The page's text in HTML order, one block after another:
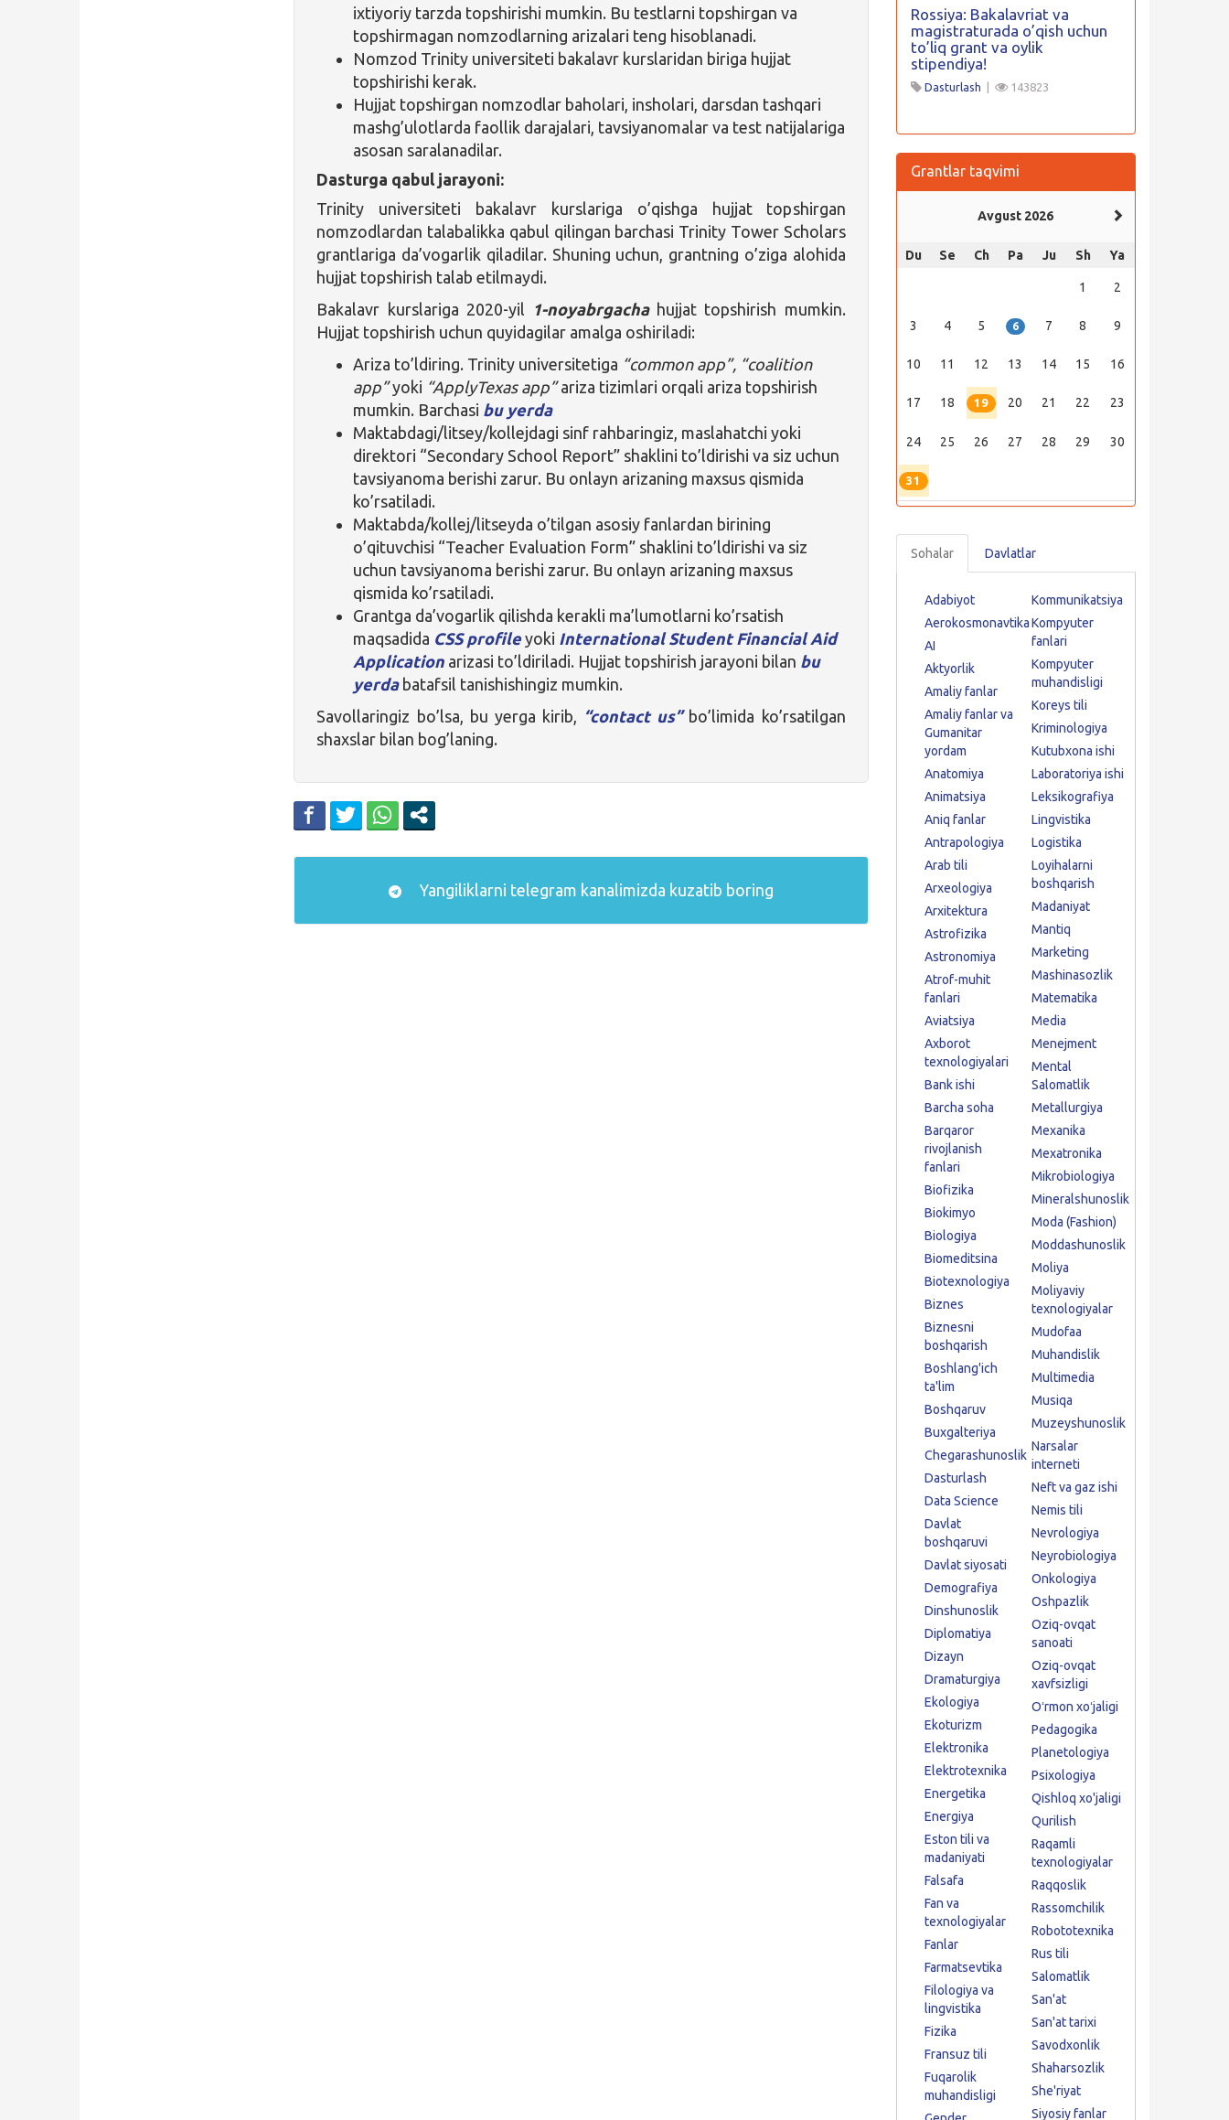
ixtiyoriy tarzda topshirishi mumkin. Bu testlarni topshirgan va
topshirmagan nomzodlarning arizalari teng hisoblanadi.
Nomzod Trinity universiteti bakalavr kurslaridan biriga hujjat
topshirishi kerak.
Hujjat topshirgan nomzodlar baholari, insholari, darsdan tashqari
mashg’ulotlarda faollik darajalari, tavsiyanomalar va test natijalariga
asosan saralanadilar.
Dasturga qabul jarayoni:
Trinity universiteti bakalavr kurslariga o’qishga hujjat topshirgan
nomzodlardan talabalikka qabul qilingan barchasi Trinity Tower Scholars
grantlariga da’vogarlik qiladilar. Shuning uchun, grantning o’ziga alohida
hujjat topshirish talab etilmaydi.
Bakalavr kurslariga 2020-yil
1-noyabrgachahujjat topshirish mumkin.
Hujjat topshirish uchun quyidagilar amalga oshiriladi:
Ariza to’ldiring. Trinity universitetiga “common app”, “coalition
app”yoki “ApplyTexas app”ariza tizimlari orqali ariza topshirish
mumkin. Barchasi bu yerda
Maktabdagi/litsey/kollejdagi sinf rahbaringiz, maslahatchi yoki
direktori “Secondary School Report” shaklini to’ldirishi va siz uchun
tavsiyanoma berishi zarur. Bu onlayn arizaning maxsus qismida
ko’rsatiladi.
Maktabda/kollej/litseyda o’tilgan asosiy fanlardan birining
o’qituvchisi “Teacher Evaluation Form” shaklini to’ldirishi va siz
uchun tavsiyanoma berishi zarur. Bu onlayn arizaning maxsus
qismida ko’rsatiladi.
Grantga da’vogarlik qilishda kerakli ma’lumotlarni ko’rsatish
maqsadida CSS profileyoki International Student Financial Aid
Application arizasi to’ldiriladi. Hujjat topshirish jarayoni bilan bu
yerdabatafsil tanishishingiz mumkin.
Savollaringiz bo’lsa, bu yerga kirib,
“contact us”bo’limida ko’rsatilgan
shaxslar bilan bog’laning.
Yangiliklarni telegram kanalimizda kuzatib boring
Rossiya: Bakalavriat va
magistraturada o’qish uchun
to’liq grant va oylik
stipendiya!
Dasturlash 143823
Grantlar taqvimi
Avgust 2026
Du Se Ch Pa Ju Sh Ya
1 2
3 4 5 6 7 8 9
10 11 12 13 14 15 16
17 18 19 20 21 22 23
24 25 26 27 28 29 30
31
Sohalar Davlatlar
Adabiyot
Aerokosmonavtika
AI
Aktyorlik
Amaliy fanlar
Amaliy fanlar va
Gumanitar
yordam
Anatomiya
Animatsiya
Aniq fanlar
Antrapologiya
Arab tili
Arxeologiya
Arxitektura
Astrofizika
Astronomiya
Atrof-muhit
fanlari
Aviatsiya
Axborot
texnologiyalari
Bank ishi
Barcha soha
Barqaror
rivojlanish
fanlari
Biofizika
Biokimyo
Biologiya
Biomeditsina
Biotexnologiya
Biznes
Biznesni
boshqarish
Boshlang'ich
ta'lim
Boshqaruv
Buxgalteriya
Chegarashunoslik
Dasturlash
Data Science
Davlat
boshqaruvi
Davlat siyosati
Demografiya
Dinshunoslik
Diplomatiya
Dizayn
Dramaturgiya
Ekologiya
Ekoturizm
Elektronika
Elektrotexnika
Energetika
Energiya
Eston tili va
madaniyati
Falsafa
Fan va
texnologiyalar
Fanlar
Farmatsevtika
Filologiya va
lingvistika
Fizika
Fransuz tili
Fuqarolik
muhandisligi
Kommunikatsiya
Kompyuter
fanlari
Kompyuter
muhandisligi
Koreys tili
Kriminologiya
Kutubxona ishi
Laboratoriya ishi
Leksikografiya
Lingvistika
Logistika
Loyihalarni
boshqarish
Madaniyat
Mantiq
Marketing
Mashinasozlik
Matematika
Media
Menejment
Mental
Salomatlik
Metallurgiya
Mexanika
Mexatronika
Mikrobiologiya
Mineralshunoslik
Moda (Fashion)
Moddashunoslik
Moliya
Moliyaviy
texnologiyalar
Mudofaa
Muhandislik
Multimedia
Musiqa
Muzeyshunoslik
Narsalar
interneti
Neft va gaz ishi
Nemis tili
Nevrologiya
Neyrobiologiya
Onkologiya
Oshpazlik
Oziq-ovqat
sanoati
Oziq-ovqat
xavfsizligi
Oʻrmon xoʻjaligi
Pedagogika
Planetologiya
Psixologiya
Qishloq xo'jaligi
Qurilish
Raqamli
texnologiyalar
Raqqoslik
Rassomchilik
Robototexnika
Rus tili
Salomatlik
San'at
San'at tarixi
Savodxonlik
Shaharsozlik
She'riyat
Siyosiy fanlar